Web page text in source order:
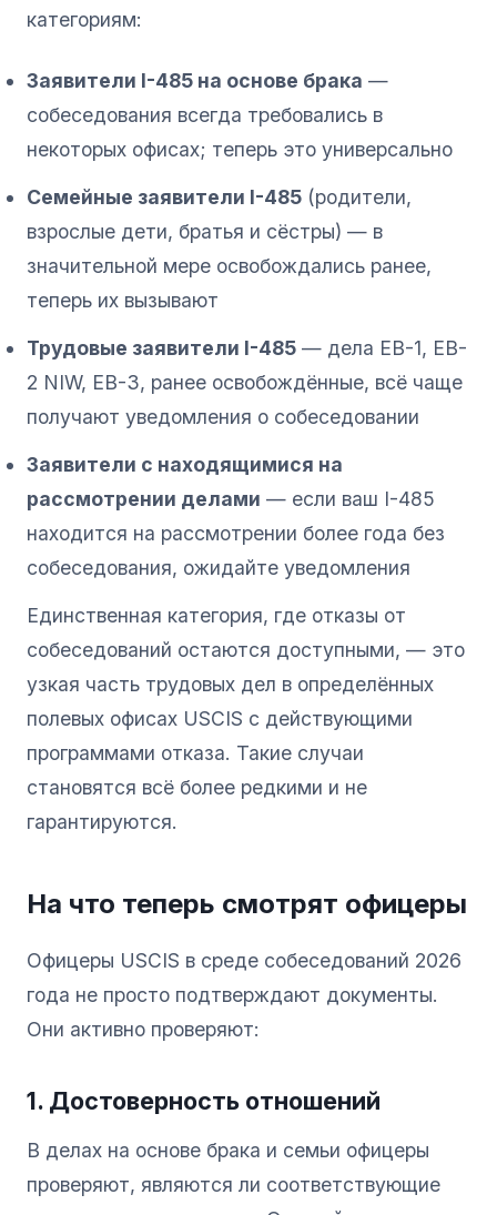
категориям:
Заявители I-485 на основе брака —
собеседования всегда требовались в
некоторых офисах; теперь это универсально
Семейные заявители I-485 (родители,
взрослые дети, братья и сёстры) — в
значительной мере освобождались ранее,
теперь их вызывают
Трудовые заявители I-485 — дела EB-1, EB-
2 NIW, EB-3, ранее освобождённые, всё чаще
получают уведомления о собеседовании
Заявители с находящимися на
рассмотрении делами — если ваш I-485
находится на рассмотрении более года без
собеседования, ожидайте уведомления
Единственная категория, где отказы от
собеседований остаются доступными, — это
узкая часть трудовых дел в определённых
полевых офисах USCIS с действующими
программами отказа. Такие случаи
становятся всё более редкими и не
гарантируются.
На что теперь смотрят офицеры
Офицеры USCIS в среде собеседований 2026
года не просто подтверждают документы.
Они активно проверяют:
1. Достоверность отношений
В делах на основе брака и семьи офицеры
проверяют, являются ли соответствующие